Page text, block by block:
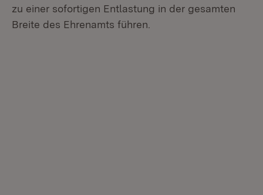
zu einer sofortigen Entlastung in der gesamten
Breite des Ehrenamts führen.